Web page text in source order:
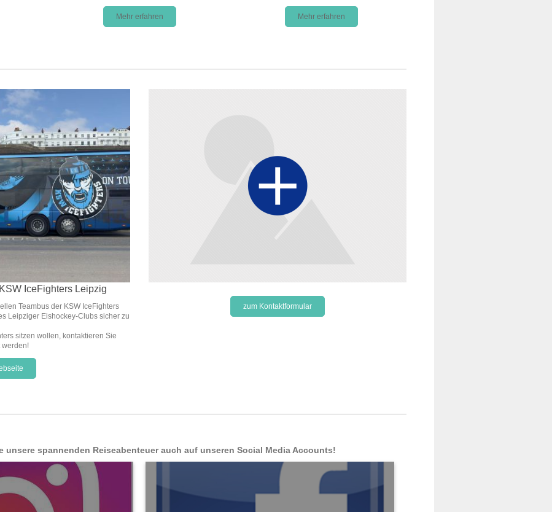
Mehr erfahren Mehr erfahren
IceFighters Leipzig
Teambus der KSW IceFighters
Leipziger Eishockey-Clubs sicher zu
sitzen wollen, kontaktieren Sie
werden!
zum Kontaktformular
unsere spannenden Reiseabenteuer auch auf unseren Social Media Accounts!